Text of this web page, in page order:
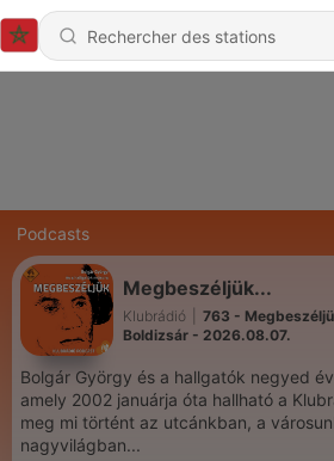
Podcasts
Megbeszéljük...
Klubrádió
763 -
Boldizsár - 2026.08.07.
Bolgár György és a hallgatók negyed
amely 2002 januárja óta hallható a
meg mi történt az utcánkban, a
nagyvilágban...